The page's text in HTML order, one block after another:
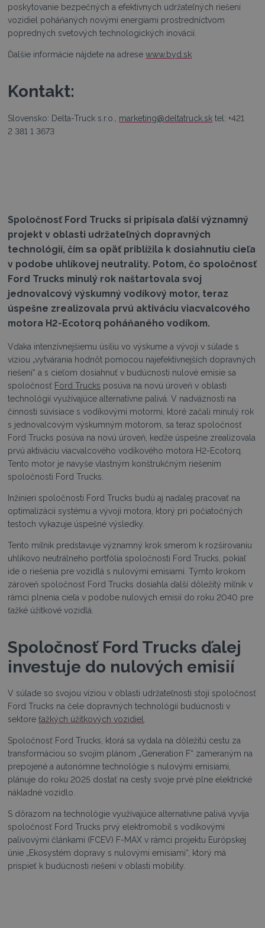
poskytovanie bezpečných a efektívnych udržateľných riešení
vozidiel poháňaných novými energiami prostredníctvom
popredných svetových technologických inovácií.
Ďalšie informácie nájdete na adresewww.byd.sk
Kontakt:
Slovensko: Delta-Truck s.r.o., marketing@deltatruck.sk tel: +421
2 381 1 3673
Spoločnosť Ford Trucks si pripísala ďalší významný
projekt v oblasti udržateľných dopravných
technológií, čím sa opäť priblížila k dosiahnutiu cieľa
v podobe uhlíkovej neutrality. Potom, čo spoločnosť
Ford Trucks minulý rok naštartovala svoj
jednovalcový výskumný vodíkový motor, teraz
úspešne zrealizovala prvú aktiváciu viacvalcového
motora H2-Ecotorq poháňaného vodíkom.
Vďaka intenzívnejšiemu úsiliu vo výskume a vývoji v súlade s
víziou „vytvárania hodnôt pomocou najefektívnejších dopravných
riešení“ a s cieľom dosiahnuť v budúcnosti nulové emisie sa
spoločnosť Ford Trucks posúva na novú úroveň v oblasti
technológií využívajúce alternatívne palivá. V nadväznosti na
činnosti súvisiace s vodíkovými motormi, ktoré začali minulý rok
s jednovalcovým výskumným motorom, sa teraz spoločnosť
Ford Trucks posúva na novú úroveň, keďže úspešne zrealizovala
prvú aktiváciu viacvalcového vodíkového motora H2-Ecotorq.
Tento motor je navyše vlastným konštrukčným riešením
spoločnosti Ford Trucks.
Inžinieri spoločnosti Ford Trucks budú aj naďalej pracovať na
optimalizácii systému a vývoji motora, ktorý pri počiatočných
testoch vykazuje úspešné výsledky.
Tento míľnik predstavuje významný krok smerom k rozširovaniu
uhlíkovo neutrálneho portfólia spoločnosti Ford Trucks, pokiaľ
ide o riešenia pre vozidlá s nulovými emisiami. Týmto krokom
zároveň spoločnosť Ford Trucks dosiahla ďalší dôležitý míľnik v
rámci plnenia cieľa v podobe nulových emisií do roku 2040 pre
ťažké úžitkové vozidlá.
Spoločnosť Ford Trucks ďalej
investuje do nulových emisií
V súlade so svojou víziou v oblasti udržateľnosti stojí spoločnosť
Ford Trucks na čele dopravných technológií budúcnosti v
sektoreťažkých úžitkových vozidiel
Spoločnosť Ford Trucks, ktorá sa vydala na dôležitú cestu za
transformáciou so svojím plánom „Generation F“ zameraným na
prepojené a autonómne technológie s nulovými emisiami,
plánuje do roku 2025 dostať na cesty svoje prvé plne elektrické
nákladné vozidlo.
S dôrazom na technológie využívajúce alternatívne palivá vyvíja
spoločnosť Ford Trucks prvý elektromobil s vodíkovými
palivovými článkami (FCEV) F-MAX v rámci projektu Európskej
únie „Ekosystém dopravy s nulovými emisiami“, ktorý má
prispieť k budúcnosti riešení v oblasti mobility.